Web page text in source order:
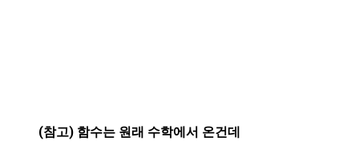
(참고) 함수는 원래 수학에서 온건데